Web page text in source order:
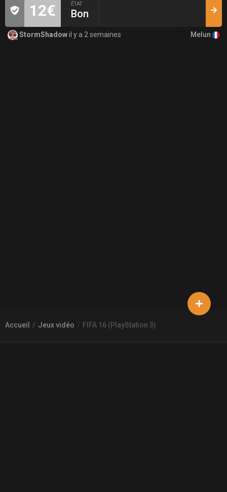
12€ ÉTAT
Bon
StormShadowil y a 2 semaines Melun
Accueil Jeux vidéo FIFA 16 (PlayStation 3)